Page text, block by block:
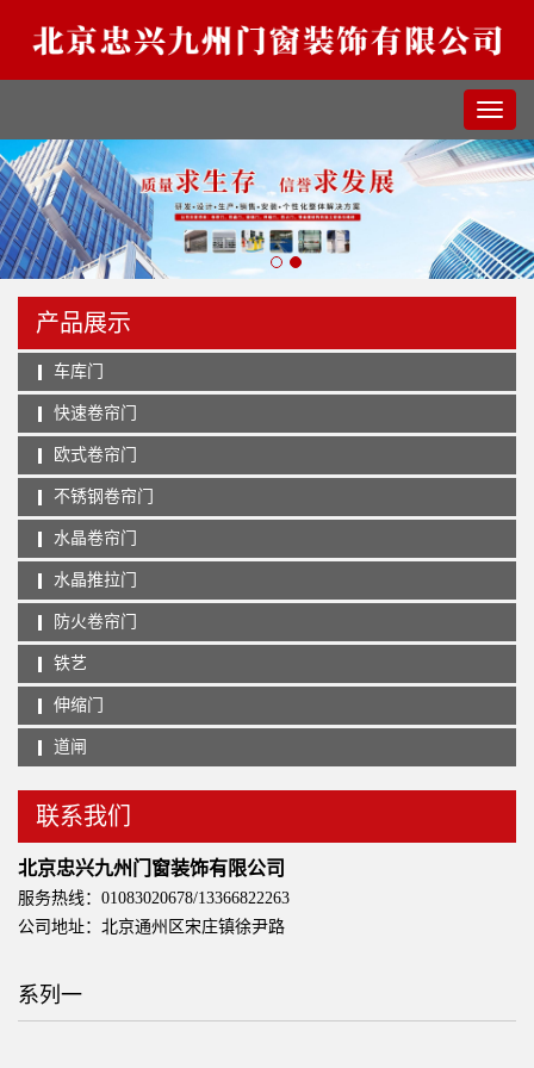
产品展示
车库门
快速卷帘门
欧式卷帘门
不锈钢卷帘门
水晶卷帘门
水晶推拉门
防火卷帘门
铁艺
伸缩门
道闸
联系我们
北京忠兴九州门窗装饰有限公司
服务热线：01083020678/13366822263
公司地址：北京通州区宋庄镇徐尹路
系列一